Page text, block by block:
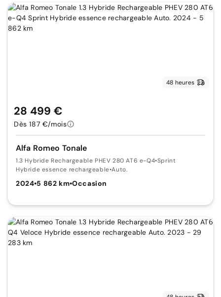
48 heures
Alfa Romeo Tonale
1.3 Hybride Rechargeable PHEV 280 AT6 e-Q4•Sprint
Hybride essence rechargeable•Auto.
2024•5 862 km•Occasion
28 499 €
Dès 187 €/mois